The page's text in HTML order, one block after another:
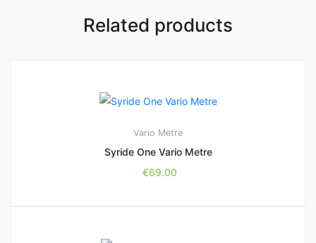
Related products
Vario Metre
Syride One Vario Metre
€69.00